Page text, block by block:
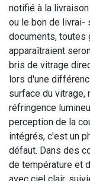
notifié à la
ou le bon de livrai-
documents, toutes
apparaîtraient
bris de vitrage
lors d'une
surface du vitrage,
réfringence
perception de la
intégrés, c'est un
défaut. Dans des
de température et